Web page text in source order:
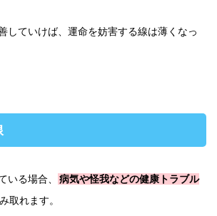
していけば、運命を妨害する線は薄くなっ
いる場合、
病気や怪我などの健康トラブル
取れます。